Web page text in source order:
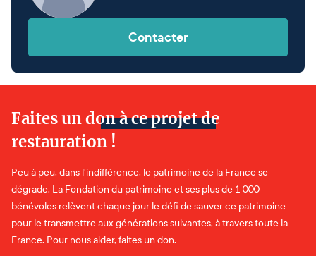
Contacter
Faites un don à ce projet de
restauration !
Peu à peu, dans l'indifférence, le patrimoine de la France se
dégrade. La Fondation du patrimoine et ses plus de 1 000
bénévoles relèvent chaque jour le défi de sauver ce patrimoine
pour le transmettre aux générations suivantes, à travers toute la
France. Pour nous aider, faites un don.